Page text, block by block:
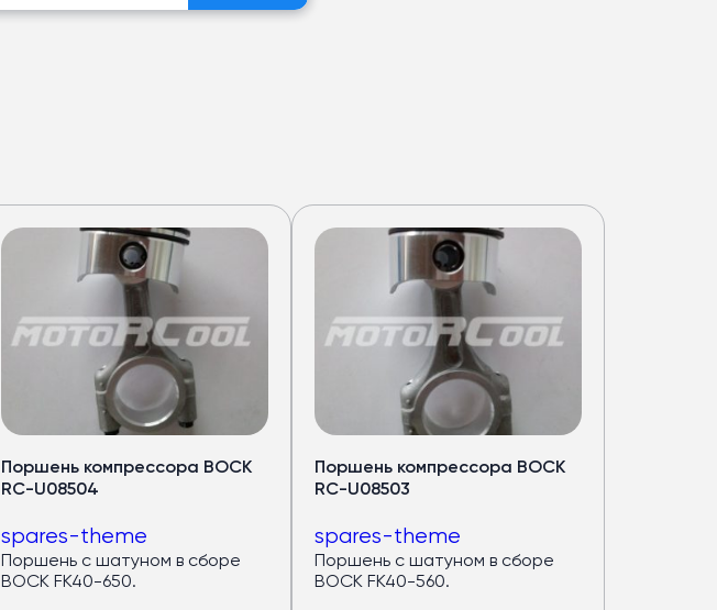
Поршень компрессора BOCK
RC-U08504
spares-theme
Поршень с шатуном в сборе
BOCK FK40-650.
Поршень компрессора BOCK
RC-U08503
spares-theme
Поршень с шатуном в сборе
BOCK FK40-560.